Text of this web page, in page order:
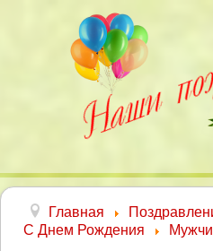
Главная
С Днем Рождения